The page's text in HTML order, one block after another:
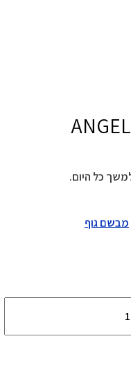
כל היום.
מבשם גוף